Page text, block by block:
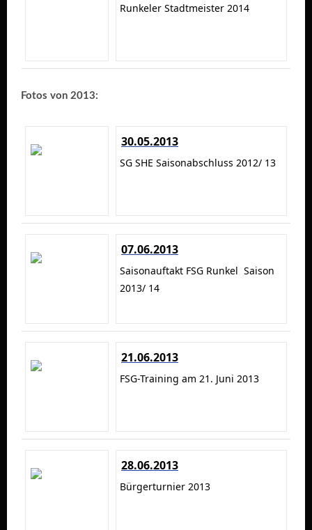
Runkeler Stadtmeister 2014
Fotos von 2013:
30.05.2013
SG SHE Saisonabschluss 2012/ 13
07.06.2013
Saisonauftakt FSG Runkel Saison
2013/ 14
21.06.2013
FSG-Training am 21. Juni 2013
28.06.2013
Bürgerturnier 2013